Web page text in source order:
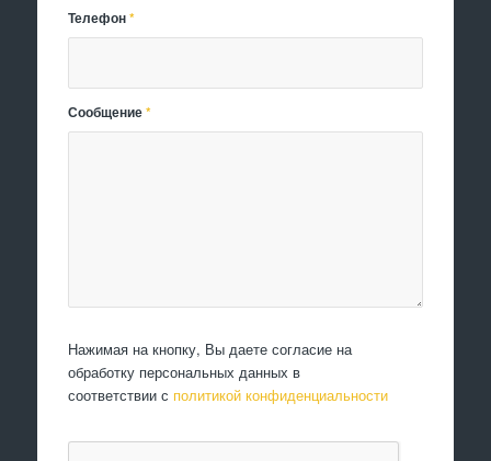
Телефон*
Сообщение*
Нажимая на кнопку, Вы даете согласие на
обработку персональных данных в
соответствии с политикой конфиденциальности